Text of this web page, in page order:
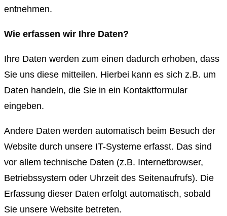
entnehmen.
Wie erfassen wir Ihre Daten?
Ihre Daten werden zum einen dadurch erhoben, dass
Sie uns diese mitteilen. Hierbei kann es sich z.B. um
Daten handeln, die Sie in ein Kontaktformular
eingeben.
Andere Daten werden automatisch beim Besuch der
Website durch unsere IT-Systeme erfasst. Das sind
vor allem technische Daten (z.B. Internetbrowser,
Betriebssystem oder Uhrzeit des Seitenaufrufs). Die
Erfassung dieser Daten erfolgt automatisch, sobald
Sie unsere Website betreten.